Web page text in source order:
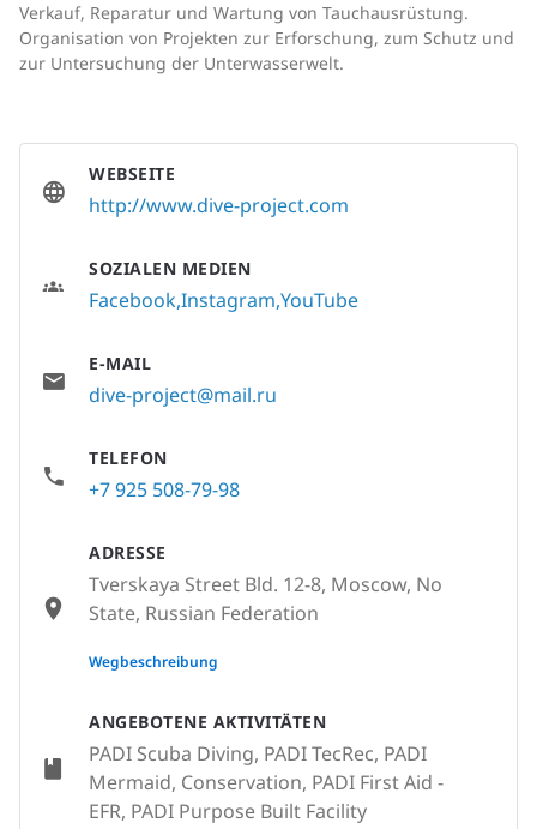
Verkauf, Reparatur und Wartung von Tauchausrüstung.
Organisation von Projekten zur Erforschung, zum Schutz und
zur Untersuchung der Unterwasserwelt.
ANGEBOTENE AKTIVITÄTEN
PADI Scuba Diving, PADI TecRec, PADI
Mermaid, Conservation, PADI First Aid -
EFR, PADI Purpose Built Facility
WEBSEITE
http://www.dive-project.com
SOZIALEN MEDIEN
FacebookInstagram YouTube
E-MAIL
dive-project@mail.ru
TELEFON
+7 925 508-79-98
ADRESSE
Tverskaya Street Bld. 12-8, Moscow, No
State, Russian Federation
None
Wegbeschreibung